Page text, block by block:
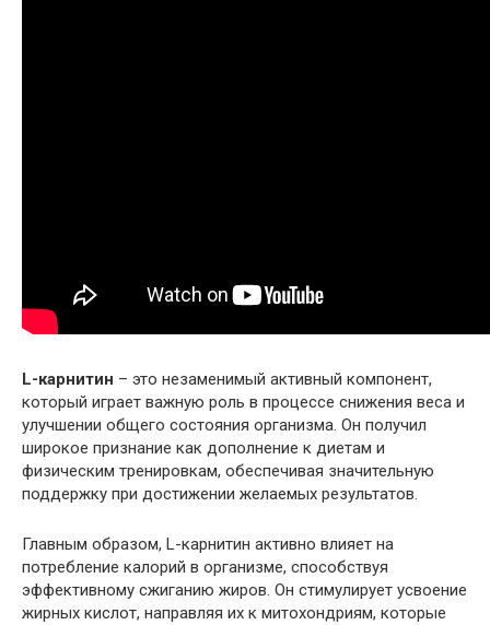
L-карнитин – это незаменимый активный компонент,
который играет важную роль в процессе снижения веса и
улучшении общего состояния организма. Он получил
широкое признание как дополнение к диетам и
физическим тренировкам, обеспечивая значительную
поддержку при достижении желаемых результатов.
Главным образом, L-карнитин активно влияет на
потребление калорий в организме, способствуя
эффективному сжиганию жиров. Он стимулирует усвоение
жирных кислот, направляя их к митохондриям, которые